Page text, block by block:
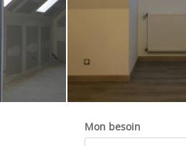
Mon besoin